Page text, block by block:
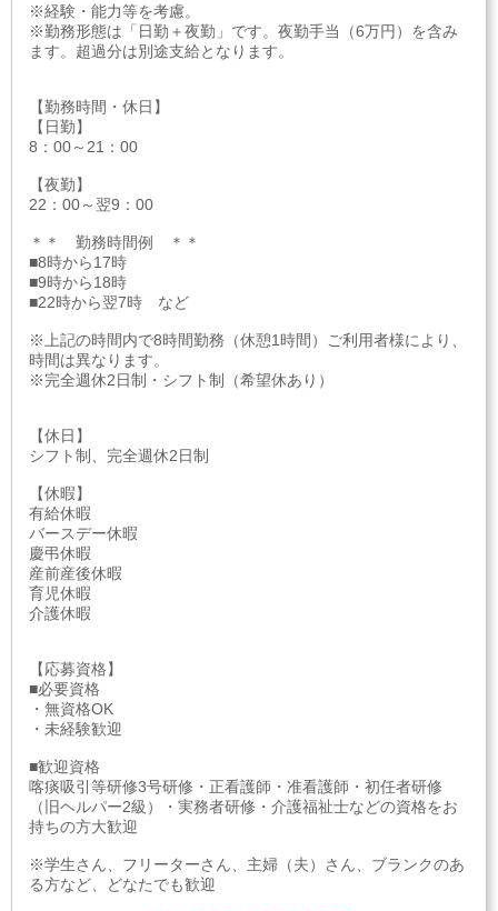
※経験・能力等を考慮。
※勤務形態は「日勤＋夜勤」です。夜勤手当（6万円）を含み
ます。超過分は別途支給となります。
【勤務時間・休日】
【日勤】
8：00～21：00
【夜勤】
22：00～翌9：00
＊＊ 勤務時間例 ＊＊
■8時から17時
■9時から18時
■22時から翌7時 など
※上記の時間内で8時間勤務（休憩1時間）ご利用者様により、
時間は異なります。
※完全週休2日制・シフト制（希望休あり）
【休日】
シフト制、完全週休2日制
【休暇】
有給休暇
バースデー休暇
慶弔休暇
産前産後休暇
育児休暇
介護休暇
【応募資格】
■必要資格
・無資格OK
・未経験歓迎
■歓迎資格
喀痰吸引等研修3号研修・正看護師・准看護師・初任者研修
（旧ヘルパー2級）・実務者研修・介護福祉士などの資格をお
持ちの方大歓迎
※学生さん、フリーターさん、主婦（夫）さん、ブランクのあ
る方など、どなたでも歓迎